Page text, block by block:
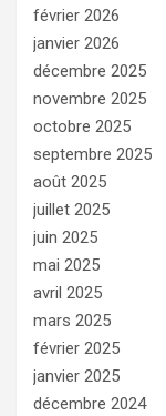
février 2026
janvier 2026
décembre 2025
novembre 2025
octobre 2025
septembre 2025
août 2025
juillet 2025
juin 2025
mai 2025
avril 2025
mars 2025
février 2025
janvier 2025
décembre 2024